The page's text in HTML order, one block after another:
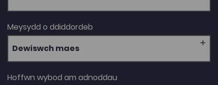
Meysydd o ddiddordeb
Dewiswch maes
Hoffwn wybod am adnoddau